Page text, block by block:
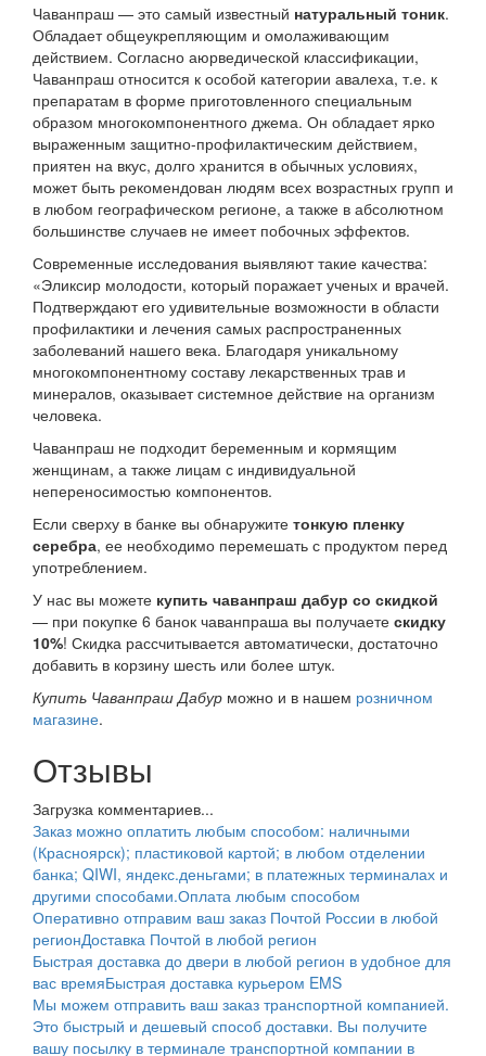
Чаванпраш — это самый известный натуральный тоник.
Обладает общеукрепляющим и омолаживающим
действием. Согласно аюрведической классификации,
Чаванпраш относится к особой категории авалеха, т.е. к
препаратам в форме приготовленного специальным
образом многокомпонентного джема. Он обладает ярко
выраженным защитно-профилактическим действием,
приятен на вкус, долго хранится в обычных условиях,
может быть рекомендован людям всех возрастных групп и
в любом географическом регионе, а также в абсолютном
большинстве случаев не имеет побочных эффектов.
Современные исследования выявляют такие качества:
«Эликсир молодости, который поражает ученых и врачей.
Подтверждают его удивительные возможности в области
профилактики и лечения самых распространенных
заболеваний нашего века. Благодаря уникальному
многокомпонентному составу лекарственных трав и
минералов, оказывает системное действие на организм
человека.
Чаванпраш не подходит беременным и кормящим
женщинам, а также лицам с индивидуальной
непереносимостью компонентов.
Если сверху в банке вы обнаружите тонкую пленку
серебра, ее необходимо перемешать с продуктом перед
употреблением.
У нас вы можете купить чаванпраш дабур со скидкой
— при покупке 6 банок чаванпраша вы получаете скидку
10%! Скидка рассчитывается автоматически, достаточно
добавить в корзину шесть или более штук.
Купить Чаванпраш Дабур можно и в нашем розничном
магазине.
Отзывы
Загрузка комментариев...
Заказ можно оплатить любым способом: наличными
(Красноярск); пластиковой картой; в любом отделении
банка; QIWI, яндекс.деньгами; в платежных терминалах и
другими способами.Оплата любым способом
Оперативно отправим ваш заказ Почтой России в любой
регионДоставка Почтой в любой регион
Быстрая доставка до двери в любой регион в удобное для
вас времяБыстрая доставка курьером EMS
Мы можем отправить ваш заказ транспортной компанией.
Это быстрый и дешевый способ доставки. Вы получите
вашу посылку в терминале транспортной компании в